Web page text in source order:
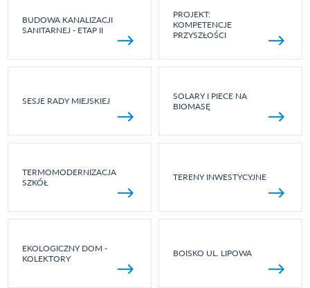
BUDOWA KANALIZACJI
SANITARNEJ - ETAP II
PROJEKT:
KOMPETENCJE
PRZYSZŁOŚCI
SESJE RADY MIEJSKIEJ
SOLARY I PIECE NA
BIOMASĘ
TERMOMODERNIZACJA
SZKÓŁ
TERENY INWESTYCYJNE
EKOLOGICZNY DOM -
KOLEKTORY
BOISKO UL. LIPOWA